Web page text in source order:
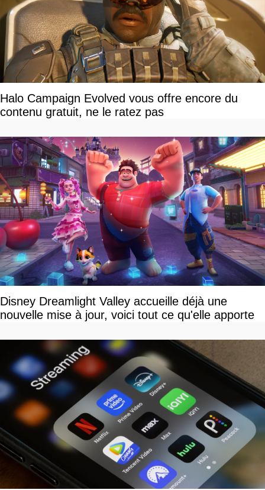
Halo Campaign Evolved vous offre encore du
contenu gratuit, ne le ratez pas
Disney Dreamlight Valley accueille déjà une
nouvelle mise à jour, voici tout ce qu'elle apporte